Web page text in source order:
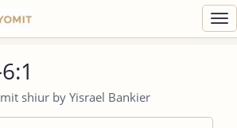
shiur by Yisrael Bankier